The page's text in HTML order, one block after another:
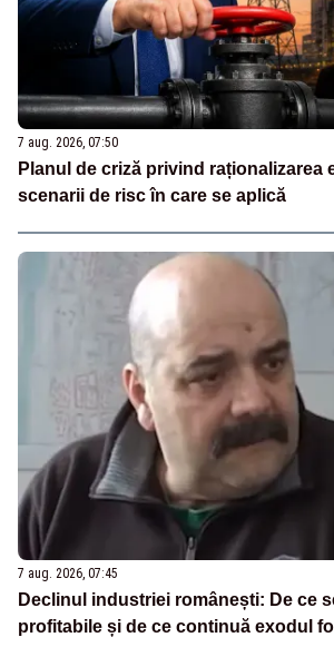
7 aug. 2026, 07:50
Planul de criză privind raționalizarea
scenarii de risc în care se aplică
7 aug. 2026, 07:45
Declinul industriei românești: De ce
profitabile și de ce continuă exodul